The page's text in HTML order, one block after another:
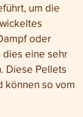
um die
oder
eine sehr
Diese Pellets
können so vom